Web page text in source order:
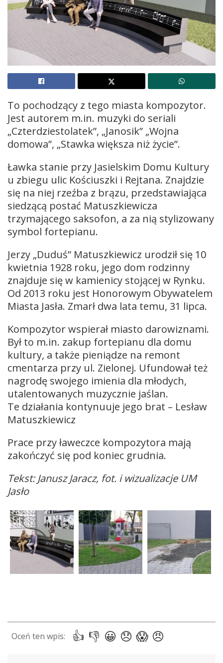
To pochodzący z tego miasta kompozytor.
Jest autorem m.in. muzyki do seriali
„Czterdziestolatek”, „Janosik” „Wojna
domowa”, „Stawka większa niż życie”.
Ławka stanie przy Jasielskim Domu Kultury
u zbiegu ulic Kościuszki i Rejtana. Znajdzie
się na niej rzeźba z brązu, przedstawiająca
siedzącą postać Matuszkiewicza
trzymającego saksofon, a za nią stylizowany
symbol fortepianu.
Jerzy „Duduś” Matuszkiewicz urodził się 10
kwietnia 1928 roku, jego dom rodzinny
znajduje się w kamienicy stojącej w Rynku.
Od 2013 roku jest Honorowym Obywatelem
Miasta Jasła. Zmarł dwa lata temu, 31 lipca.
Kompozytor wspierał miasto darowiznami.
Był to m.in. zakup fortepianu dla domu
kultury, a także pieniądze na remont
cmentarza przy ul. Zielonej. Ufundował też
nagrodę swojego imienia dla młodych,
utalentowanych muzycznie jaślan.
Te działania kontynuuje jego brat – Lesław
Matuszkiewicz
Prace przy ławeczce kompozytora mają
zakończyć się pod koniec grudnia.
Tekst: Janusz Jaracz, fot. i wizualizacje UM
Jasło